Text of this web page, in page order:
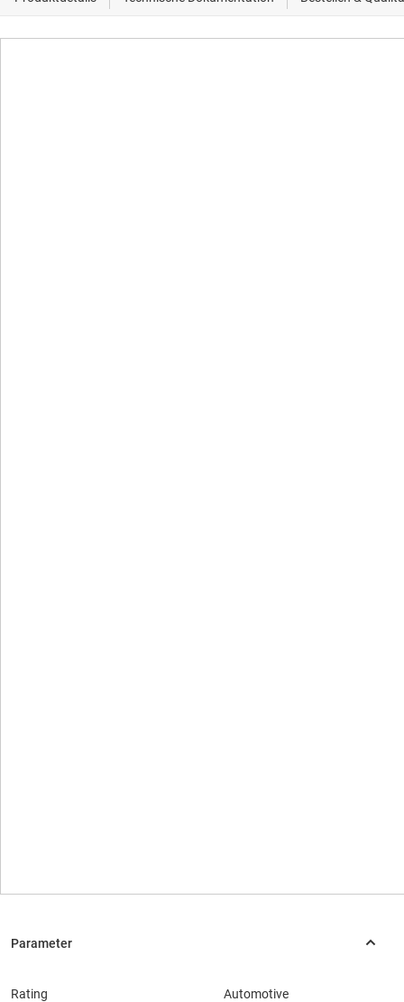
Rating Automotive